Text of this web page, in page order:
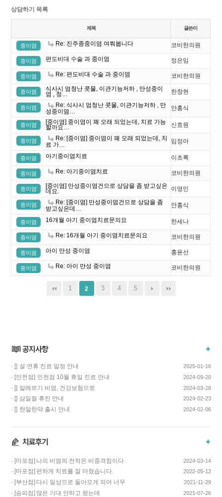
상담하기 목록
제목 글쓴이
중이염 Re: 진주종중이염 여쭤봅니다 코비한의원
중이염 편도비대 수술 과 중이염 정은임
중이염 Re: 편도비대 수술 과 중이염 코비한의원
중이염 식사시 엄청난 콧물, 이관기능저하 , 만성중이
염 , 청… 한창현
중이염
Re: 식사시 엄청난 콧물, 이관기능저하 , 만
성중이염…
안홍식
중이염 [중이염] 중이염이 꽤 오래 되었는데, 치료 가능
할까요… 신효원
중이염
Re: [중이염] 중이염이 꽤 오래 되었는데, 치
료 가…
임정아
중이염 아기중이염치료 이초록
중이염 Re: 아기중이염치료 코비한의원
중이염 [중이염] 만성중이염건으로 상담을 좀 받고싶은
데요. 이영민
중이염
Re: [중이염] 만성중이염건으로 상담을 좀
받고싶은데…
안홍식
중이염 16개월 아기 중이염치료문의요 한세나
중이염 Re: 16개월 아기 중이염치료문의요 코비한의원
중이염 아이 만성 중이염 홍윤선
중이염 Re: 아이 만성 중이염 코비한의원
1 2 3 4 5
· [] 설 연휴 진료 일정 안내 2025-01-16
· [인천점] 인천점 10월 휴일 진료 안내 2024-09-20
· [] 알레르기 비염, 건강보험으로
치료하고 비용…
2024-03-28
· [] 삼일절 휴진 안내 2024-02-23
· [] 한알한약 출시 안내 2024-02-06
· [마포점] 나의 비염의 천적은 비중격침이다. 2024-03-14
· [마포점] 편하게 치료를 잘 마쳤습니다. 2022-05-12
· [부산점] 다시 일상으로 돌아오게 되어 너무
기쁩니다…
2021-11-29
· [송파점] 많은 기대 안하고 왔는데
2021-07-26